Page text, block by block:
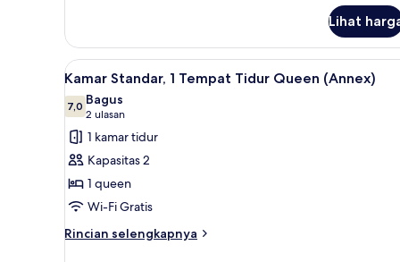
Kamar
Standar,
1
Tempat
Tidur
Queen
Lihat
Lihat
semua
foto
untuk
Kamar
Standar,
1
Tempat
Tidur
Shower, perlengkapan
1
Kamar Standar, 1 Tempat Tidur Queen (Annex)
7,07,0 dari 10
Bagus
2 ulasan
(2
ulasan)
1 kamar tidur
Kapasitas 2
1 queen
Wi-Fi Gratis
Rincian selengkapnya
Rincian